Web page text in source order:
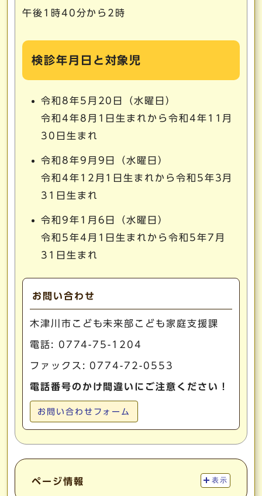
午後1時40分から2時
検診年月日と対象児
令和8年5月20日（水曜日）
令和4年8月1日生まれから令和4年11月
30日生まれ
令和8年9月9日（水曜日）
令和4年12月1日生まれから令和5年3月
31日生まれ
令和9年1月6日（水曜日）
令和5年4月1日生まれから令和5年7月
31日生まれ
お問い合わせ
木津川市こども未来部こども家庭支援課
電話: 0774-75-1204
ファックス: 0774-72-0553
電話番号のかけ間違いにご注意ください！
お問い合わせフォーム
ページ情報 表示